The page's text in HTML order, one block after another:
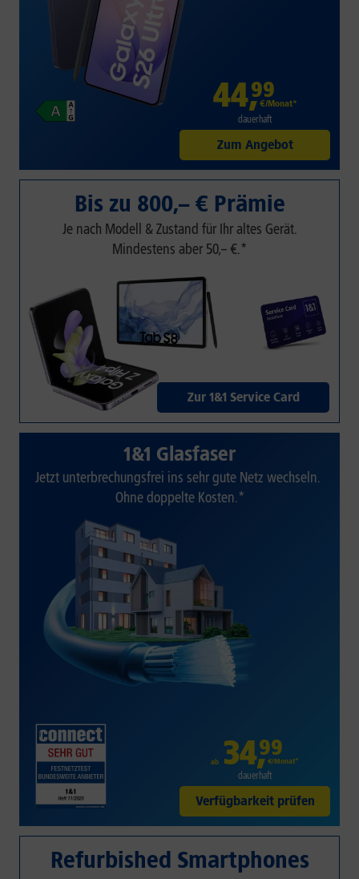
44,99
€/Monat*
dauerhaft
Zum Angebot
Bis zu 800,– € Prämie
Je nach Modell & Zustand für Ihr altes Gerät.
Mindestens aber 50,– €.*
Zur 1&1 Service Card
1&1 Glasfaser
Jetzt unterbrechungsfrei ins sehr gute Netz wechseln.
Ohne doppelte Kosten.*
ab 34,99
€/Monat*
dauerhaft
Verfügbarkeit prüfen
Refurbished Smartphones